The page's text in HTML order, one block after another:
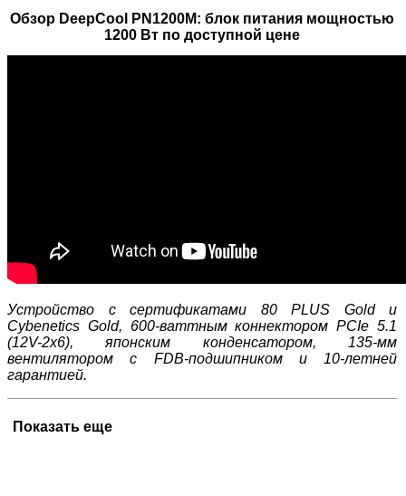
Обзор DeepCool PN1200M: блок питания мощностью
1200 Вт по доступной цене
Устройство с сертификатами 80 PLUS Gold и
Cybenetics Gold, 600-ваттным коннектором PCIe 5.1
(12V-2x6), японским конденсатором, 135-мм
вентилятором с FDB-подшипником и 10-летней
гарантией.
Показать еще